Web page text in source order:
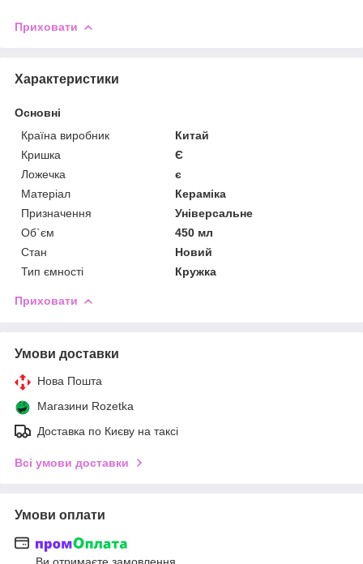
Приховати
Характеристики
Основні
Країна виробник
Китай
Кришка
Є
Ложечка
є
Матеріал
Кераміка
Призначення
Універсальне
Об`єм
450 мл
Стан
Новий
Тип ємності
Кружка
Приховати
Умови доставки
Нова Пошта
Магазини Rozetka
Доставка по Києву на таксі
Всі умови доставки
Умови оплати